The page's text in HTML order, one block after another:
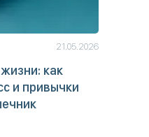
21.05.2026
как
и привычки